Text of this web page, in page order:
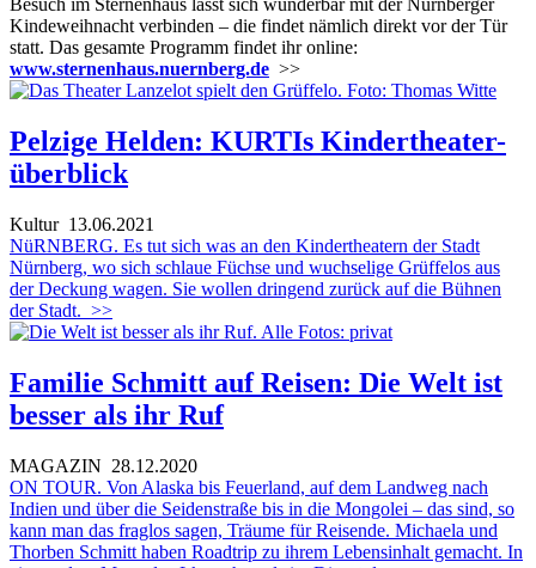
Besuch im Sternenhaus lässt sich wunderbar mit der Nürnberger
Kindeweihnacht verbinden – die findet nämlich direkt vor der Tür
statt. Das gesamte Programm findet ihr online:
www.sternenhaus.nuernberg.de >>
Pelzige Helden: KURTIs Kindertheater-
überblick
Kultur13.06.2021
NüRNBERG. Es tut sich was an den Kindertheatern der Stadt
Nürnberg, wo sich schlaue Füchse und wuchselige Grüffelos aus
der Deckung wagen. Sie wollen dringend zurück auf die Bühnen
der Stadt. >>
Familie Schmitt auf Reisen: Die Welt ist
besser als ihr Ruf
MAGAZIN 28.12.2020
ON TOUR. Von Alaska bis Feuerland, auf dem Landweg nach
Indien und über die Seidenstraße bis in die Mongolei – das sind, so
kann man das fraglos sagen, Träume für Reisende. Michaela und
Thorben Schmitt haben Roadtrip zu ihrem Lebensinhalt gemacht. In